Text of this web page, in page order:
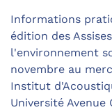
Informations
édition des
l'environnement
novembre au
Institut
Université Avenue